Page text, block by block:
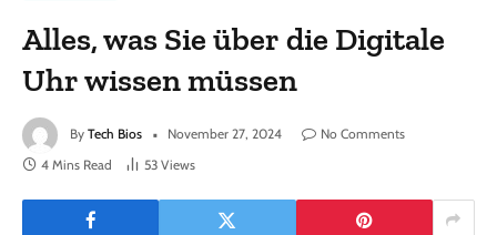
Alles, was Sie über die Digitale
Uhr wissen müssen
By Tech Bios November 27, 2024
No Comments
4 Mins Read
53 Views